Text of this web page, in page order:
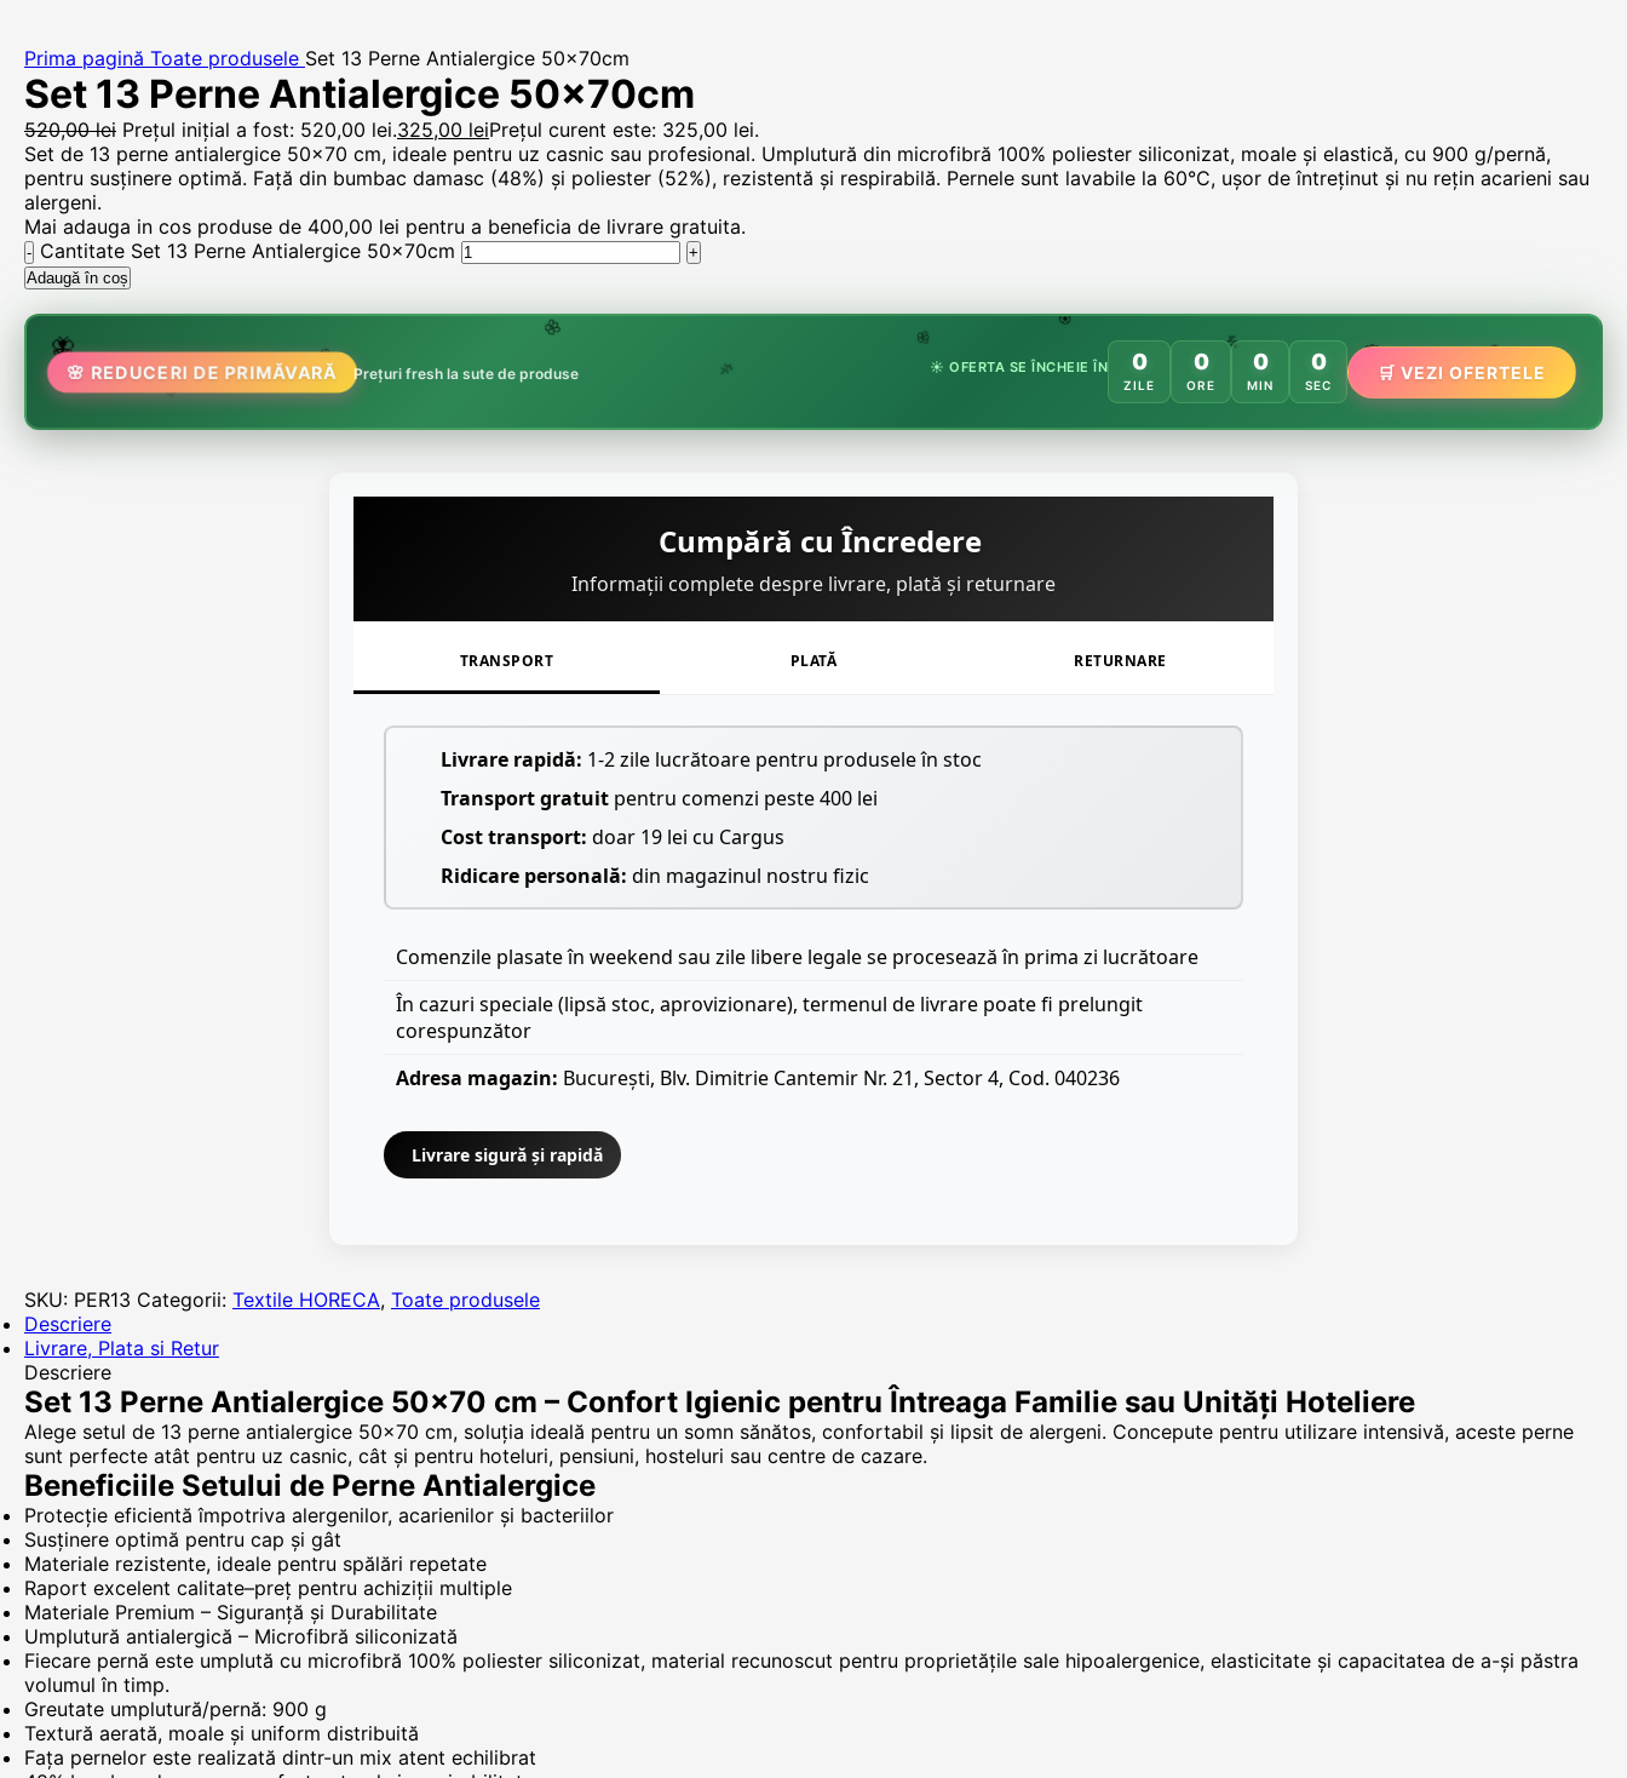
Prima pagină Toate produsele Set 13 Perne Antialergice 50x70cm
Set 13 Perne Antialergice 50x70cm
520,00lei Prețul inițial a fost: 520,00 lei.325,00 leiPrețul curent este: 325,00 lei.
Set de 13 perne antialergice 50×70 cm, ideale pentru uz casnic sau profesional. Umplutură din microfibră 100% poliester siliconizat, moale și elastică, cu 900 g/pernă,
pentru susținere optimă. Față din bumbac damasc (48%) și poliester (52%), rezistentă și respirabilă. Pernele sunt lavabile la 60°C, ușor de întreținut și nu rețin acarieni sau
alergeni.
Mai adauga in cos produse de 400,00 lei pentru a beneficia de livrare gratuita.
Cantitate Set 13 Perne Antialergice 50x70cm
Adaugă în coș
🏵️
🌸
🌿
🌸
🏵️
🌷
🦋
🌸 REDUCERI DE PRIMĂVARĂ Prețuri fresh la sute de produse ☀️ OFERTA SE ÎNCHEIE ÎN 0
ZILE
0
ORE
0
MIN
0
SEC
🛒 VEZI OFERTELE
Cumpără cu Încredere
Informații complete despre livrare, plată și returnare
TRANSPORT PLATĂ RETURNARE
Livrare rapidă: 1-2 zile lucrătoare pentru produsele în stoc
Transport gratuit pentru comenzi peste 400 lei
Cost transport: doar 19 lei cu Cargus
Ridicare personală: din magazinul nostru fizic
Comenzile plasate în weekend sau zile libere legale se procesează în prima zi lucrătoare
În cazuri speciale (lipsă stoc, aprovizionare), termenul de livrare poate fi prelungit
corespunzător
Adresa magazin: București, Blv. Dimitrie Cantemir Nr. 21, Sector 4, Cod. 040236
Livrare sigură și rapidă
SKU: PER13 Categorii: Textile HORECA, Toate produsele
Descriere
Livrare, Plata si Retur
Descriere
Set 13 Perne Antialergice 50x70 cm – Confort Igienic pentru Întreaga Familie sau Unități Hoteliere
Alege setul de 13 perne antialergice 50x70 cm, soluția ideală pentru un somn sănătos, confortabil și lipsit de alergeni. Concepute pentru utilizare intensivă, aceste perne
sunt perfecte atât pentru uz casnic, cât și pentru hoteluri, pensiuni, hosteluri sau centre de cazare.
Beneficiile Setului de Perne Antialergice
Protecție eficientă împotriva alergenilor, acarienilor și bacteriilor
Susținere optimă pentru cap și gât
Materiale rezistente, ideale pentru spălări repetate
Raport excelent calitate–preț pentru achiziții multiple
Materiale Premium – Siguranță și Durabilitate
Umplutură antialergică – Microfibră siliconizată
Fiecare pernă este umplută cu microfibră 100% poliester siliconizat, material recunoscut pentru proprietățile sale hipoalergenice, elasticitate și capacitatea de a-și păstra
volumul în timp.
Greutate umplutură/pernă: 900 g
Textură aerată, moale și uniform distribuită
Fața pernelor este realizată dintr-un mix atent echilibrat